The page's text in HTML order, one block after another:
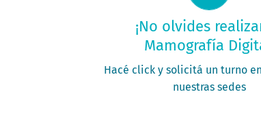
¡No olvides
Mamografía
Hacé click y solicitá un turno
nuestras sedes
Solicitá tu turno
PEDÍ TU TURNO